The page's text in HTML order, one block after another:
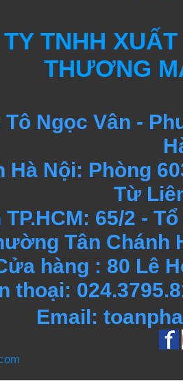
TNHH
THƯƠNG
Ngọc Vân -
Hà Nội: Phòng
Từ
65/2 -
Tân Chánh
hàng : 80 Lê
thoại:
Email: